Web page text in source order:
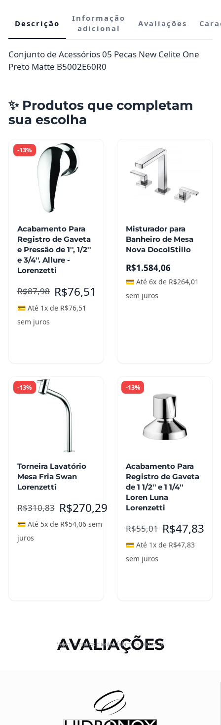
Descrição
Informação
adicional
Avaliações
Conjunto de Acessórios 05 Pecas New Celite One
Preto Matte B5002E60R0
✨ Produtos que completam
sua escolha
-13%
Acabamento Para
Registro de Gaveta
e Pressão de 1'', 1/2''
e 3/4''. Allure -
Lorenzetti
R$87,98 R$76,51
💳 Até 1x de R$76,51
sem juros
Misturador para
Banheiro de Mesa
Nova DocolStillo
R$1.584,06
💳 Até 6x de R$264,01
sem juros
-13%
Torneira Lavatório
Mesa Fria Swan
Lorenzetti
R$310,83 R$270,29
💳 Até 5x de R$54,06 sem
juros
-13%
Acabamento Para
Registro de Gaveta
de 1 1/2'' e 1 1/4''
Loren Luna
Lorenzetti
R$55,01 R$47,83
💳 Até 1x de R$47,83
sem juros
AVALIAÇÕES
Vejam o que os clientes falam da Hidronox